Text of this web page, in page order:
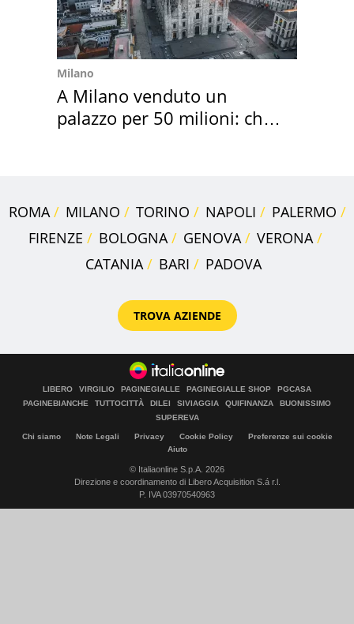
Milano
A Milano venduto un
palazzo per 50 milioni: chi
ROMA MILANO TORINO NAPOLI
PALERMO
FIRENZE
BOLOGNA GENOVA
VERONA
CATANIA
BARI PADOVA
TROVA AZIENDE
LIBERO VIRGILIO PAGINEGIALLE PAGINEGIALLE SHOP
PGCASA
PAGINEBIANCHE
TUTTOCITTÀ DILEI SIVIAGGIA QUIFINANZA
BUONISSIMO
SUPEREVA
Chi siamo Note Legali Privacy Cookie Policy
Preferenze sui cookie
Aiuto
© Italiaonline S.p.A. 2026
Direzione e coordinamento di Libero Acquisition S.á r.l.
P. IVA 03970540963